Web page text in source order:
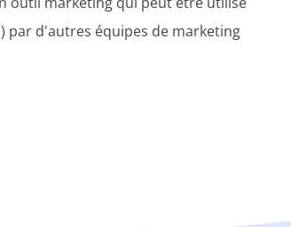
par d'autres équipes de marketing